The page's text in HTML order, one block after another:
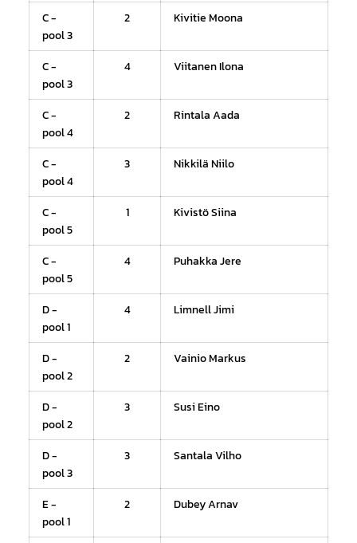
C -
pool 3
2 Kivitie Moona
C -
pool 3
4 Viitanen Ilona
C -
pool 4
2 Rintala Aada
C -
pool 4
3 Nikkilä Niilo
C -
pool 5
1 Kivistö Siina
C -
pool 5
4 Puhakka Jere
D -
pool 1
4 Limnell Jimi
D -
pool 2
2 Vainio Markus
D -
pool 2
3 Susi Eino
D -
pool 3
3 Santala Vilho
E -
pool 1
2 Dubey Arnav